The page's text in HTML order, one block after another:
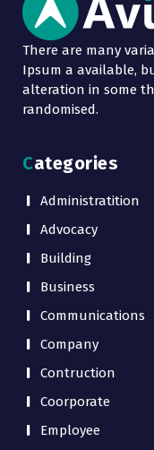
There are many
Ipsum a available,
alteration in some
randomised.
Categories
Administratition
Advocacy
Building
Business
Communications
Company
Contruction
Coorporate
Employee